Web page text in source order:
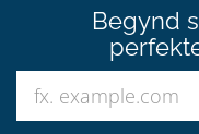
Begynd